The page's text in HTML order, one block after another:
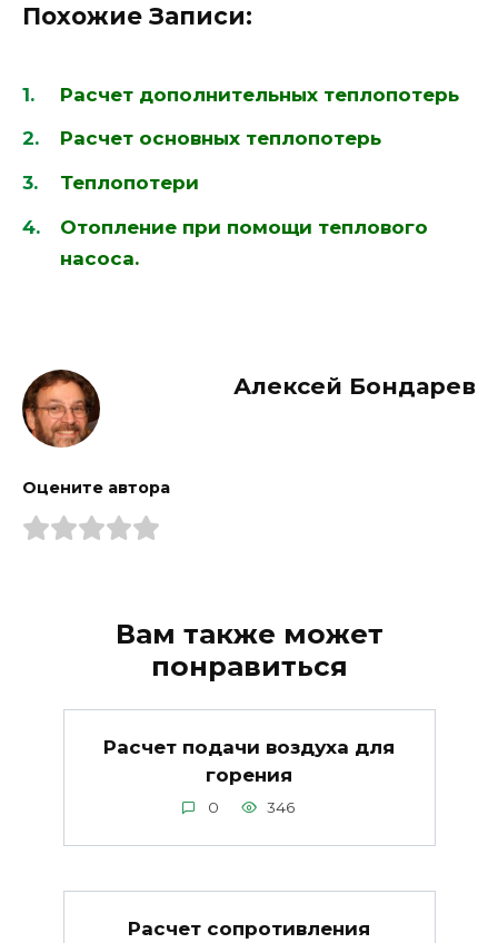
Похожие Записи:
Расчет дополнительных теплопотерь
Расчет основных теплопотерь
Теплопотери
Отопление при помощи теплового
насоса.
Алексей Бондарев
Оцените автора
Вам также может
понравиться
Расчет подачи воздуха для
горения
0 346
Расчет сопротивления